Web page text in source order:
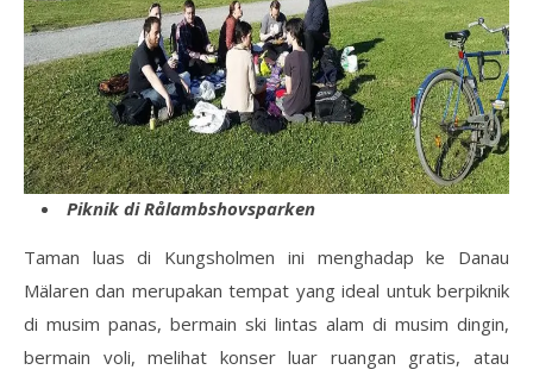
Piknik di Rålambshovsparken
Taman luas di Kungsholmen ini menghadap ke Danau
Mälaren dan merupakan tempat yang ideal untuk berpiknik
di musim panas, bermain ski lintas alam di musim dingin,
bermain voli, melihat konser luar ruangan gratis, atau